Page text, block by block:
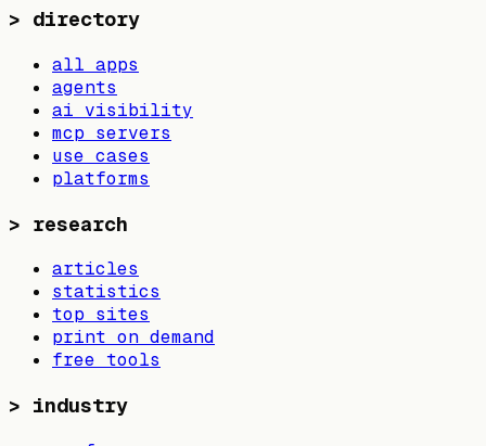
> directory
all apps
agents
ai visibility
mcp servers
use cases
platforms
> research
articles
statistics
top sites
print on demand
free tools
> industry